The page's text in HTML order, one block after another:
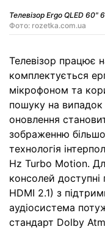
Телевізор Ergo QLED 60"
Фото: rozetka.com.ua
Телевізор працює
комплектується
мікрофоном та
пошуку на випадок
оновлення
зображенню
технологія
Hz Turbo Motion.
консолей
HDMI 2.1) з
аудіосистема
стандарт Dolby